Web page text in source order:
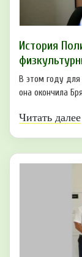
История
В этом году
она окончила
Читать далее